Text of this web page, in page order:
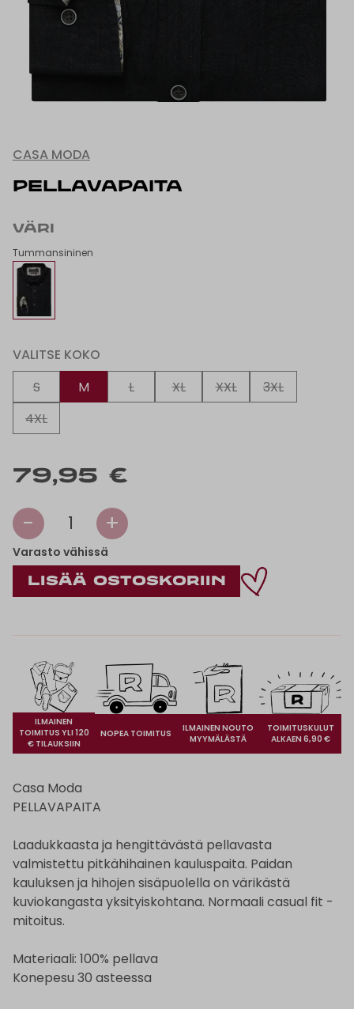
CASA MODA
PELLAVAPAITA
VÄRI
Tummansininen
VALITSE KOKO
S
M L XL XXL
3XL
4XL
79,95 €
- 1 +
Varasto vähissä
ILMAINEN
TOIMITUS YLI 120
€ TILAUKSIIN
NOPEA TOIMITUS
ILMAINEN NOUTO
MYYMÄLÄSTÄ
TOIMITUSKULUT
ALKAEN 6,90 €
Casa Moda
PELLAVAPAITA
Laadukkaasta ja hengittävästä pellavasta
valmistettu pitkähihainen kauluspaita. Paidan
kauluksen ja hihojen sisäpuolella on värikästä
kuviokangasta yksityiskohtana. Normaali casual fit -
mitoitus.
Materiaali: 100% pellava
Konepesu 30 asteessa